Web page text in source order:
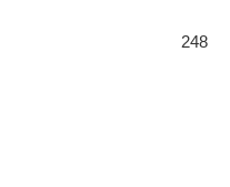
248